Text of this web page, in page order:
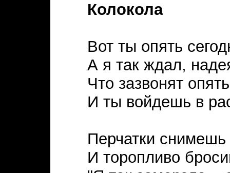
Колокола
Вот ты опять
А я так ждал,
Что зазвонят
И ты войдешь в
Перчатки
И торопливо